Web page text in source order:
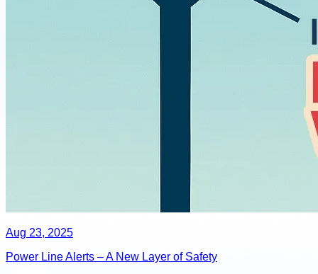
Aug 23, 2025
Power Line Alerts – A New Layer of Safety